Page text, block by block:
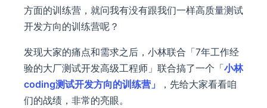
方面的训练营，就问我有没有跟我们一样高质量测试
开发方向的训练营呢？
发现大家的痛点和需求之后，小林联合「7年工作经
验的大厂测试开发高级工程师」联合搞了一个「小林
coding测试开发方向的训练营」
，先给大家看看咱
们的战绩，非常的亮眼。